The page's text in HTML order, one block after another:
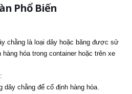
Phổ Biến
chằng là loại dây hoặc băng được sử
hàng hóa trong container hoặc trên xe
:
dây chằng để cố định hàng hóa.